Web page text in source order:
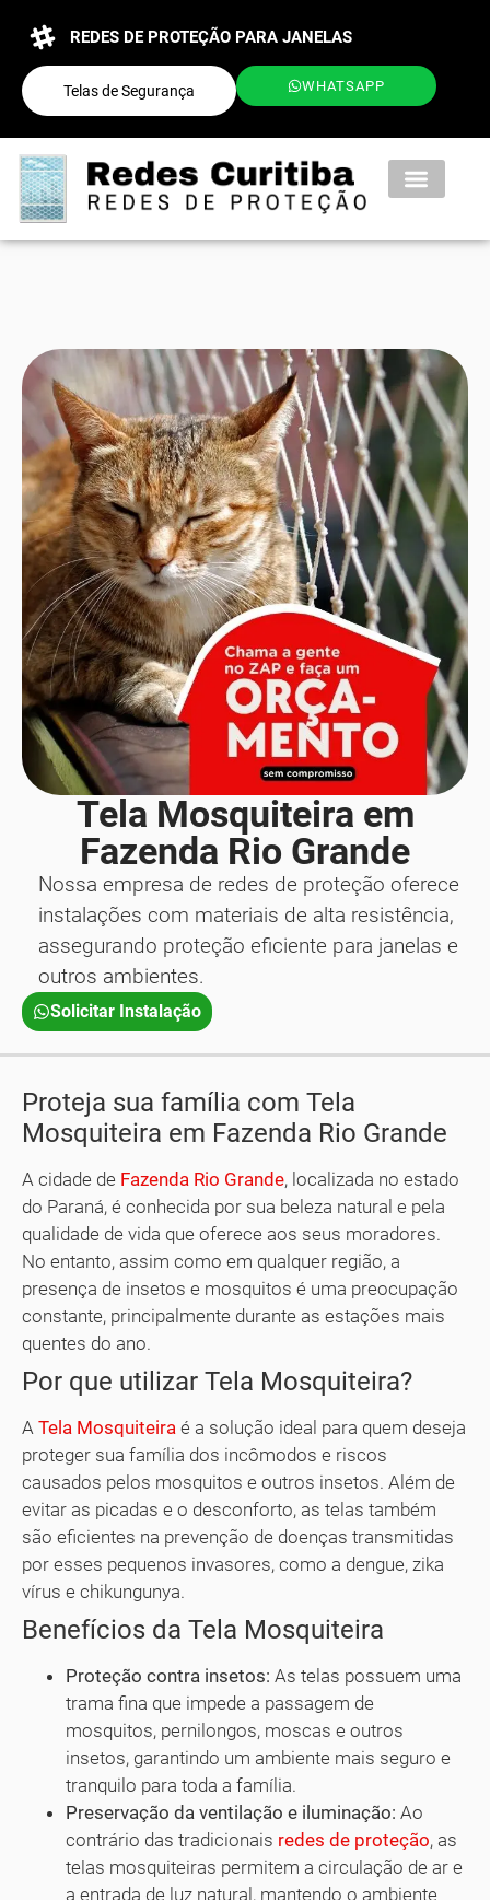
REDES DE PROTEÇÃO PARA JANELAS
Telas de Segurança WHATSAPP
Tela Mosquiteira em
Fazenda Rio Grande
Nossa empresa de redes de proteção oferece
instalações com materiais de alta resistência,
assegurando proteção eficiente para janelas e
outros ambientes.
Solicitar Instalação
Proteja sua família com Tela
Mosquiteira em Fazenda Rio Grande
A cidade de Fazenda Rio Grande, localizada no estado
do Paraná, é conhecida por sua beleza natural e pela
qualidade de vida que oferece aos seus moradores.
No entanto, assim como em qualquer região, a
presença de insetos e mosquitos é uma preocupação
constante, principalmente durante as estações mais
quentes do ano.
Por que utilizar Tela Mosquiteira?
A Tela Mosquiteira é a solução ideal para quem deseja
proteger sua família dos incômodos e riscos
causados pelos mosquitos e outros insetos. Além de
evitar as picadas e o desconforto, as telas também
são eficientes na prevenção de doenças transmitidas
por esses pequenos invasores, como a dengue, zika
vírus e chikungunya.
Benefícios da Tela Mosquiteira
Proteção contra insetos: As telas possuem uma
trama fina que impede a passagem de
mosquitos, pernilongos, moscas e outros
insetos, garantindo um ambiente mais seguro e
tranquilo para toda a família.
Preservação da ventilação e iluminação: Ao
contrário das tradicionais redes de proteção, as
telas mosquiteiras permitem a circulação de ar e
a entrada de luz natural, mantendo o ambiente